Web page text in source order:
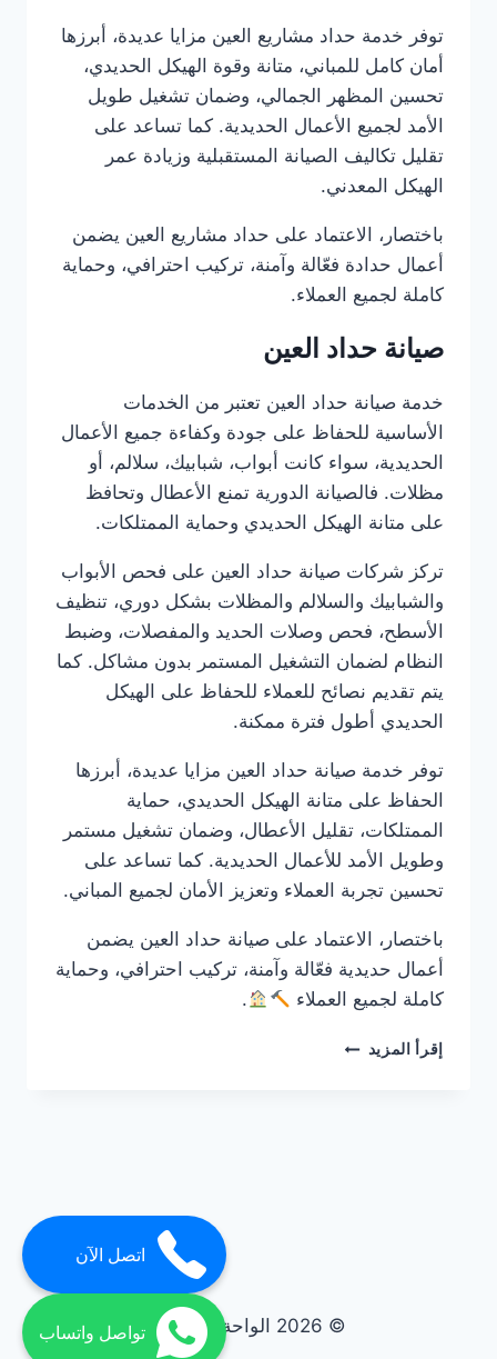
توفر خدمة حداد مشاريع العين مزايا عديدة، أبرزها
أمان كامل للمباني، متانة وقوة الهيكل الحديدي،
تحسين المظهر الجمالي، وضمان تشغيل طويل
الأمد لجميع الأعمال الحديدية. كما تساعد على
تقليل تكاليف الصيانة المستقبلية وزيادة عمر
الهيكل المعدني.
باختصار، الاعتماد على حداد مشاريع العين يضمن
أعمال حدادة فعّالة وآمنة، تركيب احترافي، وحماية
كاملة لجميع العملاء.
صيانة حداد العين
خدمة صيانة حداد العين تعتبر من الخدمات
الأساسية للحفاظ على جودة وكفاءة جميع الأعمال
الحديدية، سواء كانت أبواب، شبابيك، سلالم، أو
مظلات. فالصيانة الدورية تمنع الأعطال وتحافظ
على متانة الهيكل الحديدي وحماية الممتلكات.
تركز شركات صيانة حداد العين على فحص الأبواب
والشبابيك والسلالم والمظلات بشكل دوري، تنظيف
الأسطح، فحص وصلات الحديد والمفصلات، وضبط
النظام لضمان التشغيل المستمر بدون مشاكل. كما
يتم تقديم نصائح للعملاء للحفاظ على الهيكل
الحديدي أطول فترة ممكنة.
توفر خدمة صيانة حداد العين مزايا عديدة، أبرزها
الحفاظ على متانة الهيكل الحديدي، حماية
الممتلكات، تقليل الأعطال، وضمان تشغيل مستمر
وطويل الأمد للأعمال الحديدية. كما تساعد على
تحسين تجربة العملاء وتعزيز الأمان لجميع المباني.
باختصار، الاعتماد على صيانة حداد العين يضمن
أعمال حديدية فعّالة وآمنة، تركيب احترافي، وحماية
كاملة لجميع العملاء
.
إقرأ المزيد حداد
© 2026 الواحة elwaha
اتصل الآن
تواصل واتساب